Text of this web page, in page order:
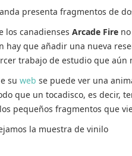
presenta fragmentos de
los canadienses Arcade Fire
hay que añadir una nueva
trabajo de estudio que aún
su web se puede ver una
que un tocadisco, es decir,
pequeños fragmentos que
la muestra de vinilo